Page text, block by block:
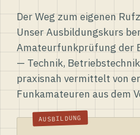
Der Weg zum eigenen
Unser Ausbildungskurs
Amateurfunkprüfung der
— Technik,
praxisnah vermittelt von
Funkamateuren aus dem